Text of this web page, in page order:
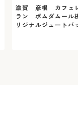
滋賀 彦根 カフェ
ラン ポムダムー
リジナルジュートバ